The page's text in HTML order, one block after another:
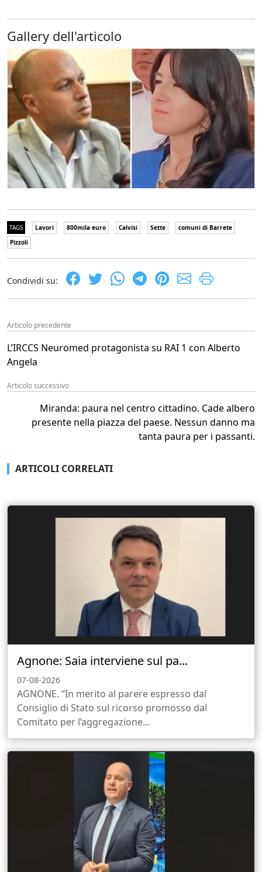
Gallery dell'articolo
TAGS Lavori 800mila euro Calvisi Sette
comuni di Barrete
Pizzoli
Condividi su:
Articolo precedente
L’IRCCS Neuromed protagonista su RAI 1 con Alberto
Angela
Articolo successivo
Miranda: paura nel centro cittadino. Cade albero
presente nella piazza del paese. Nessun danno ma
tanta paura per i passanti.
ARTICOLI CORRELATI
Agnone: Saia interviene sul pa...
07-08-2026
AGNONE. “In merito al parere espresso dal
Consiglio di Stato sul ricorso promosso dal
Comitato per l’aggregazione...